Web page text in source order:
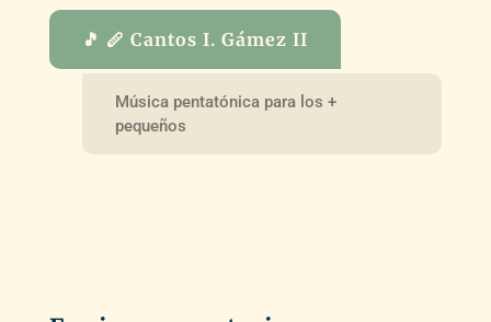
🎵 🪈 Cantos I. Gámez II
Música pentatónica para los +
pequeños